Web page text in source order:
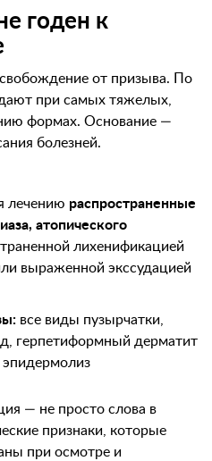
годен к
от призыва. По
при самых тяжелых,
формах. Основание —
болезней.
лечению распространенные
атопического
лихенификацией
выраженной экссудацией
все виды пузырчатки,
герпетиформный дерматит
— не просто слова в
признаки, которые
при осмотре и